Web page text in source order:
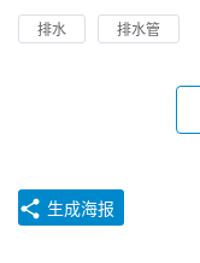
排水 排水管
生成海报